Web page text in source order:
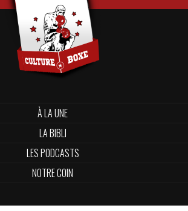
À LA UNE
LA BIBLI
LES PODCASTS
NOTRE COIN